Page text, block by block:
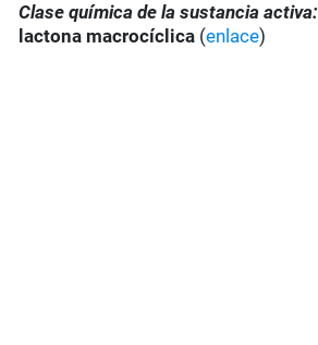
Clase química de la sustancia activa:
lactona macrocíclica (enlace)